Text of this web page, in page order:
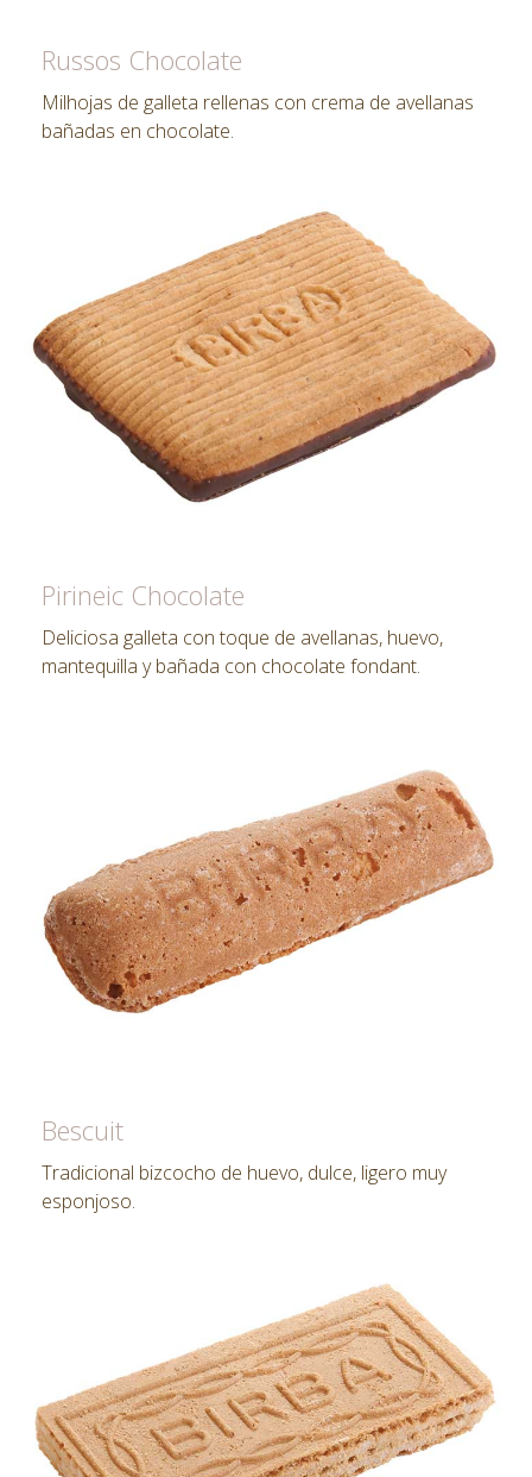
Russos Chocolate
Milhojas de galleta rellenas con crema de avellanas
bañadas en chocolate.
Pirineic Chocolate
Deliciosa galleta con toque de avellanas, huevo,
mantequilla y bañada con chocolate fondant.
Bescuit
Tradicional bizcocho de huevo, dulce, ligero muy
esponjoso.